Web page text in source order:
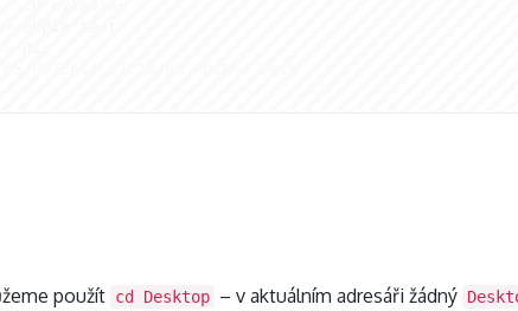
použít cd Desktop – v aktuálním adresáři žádný